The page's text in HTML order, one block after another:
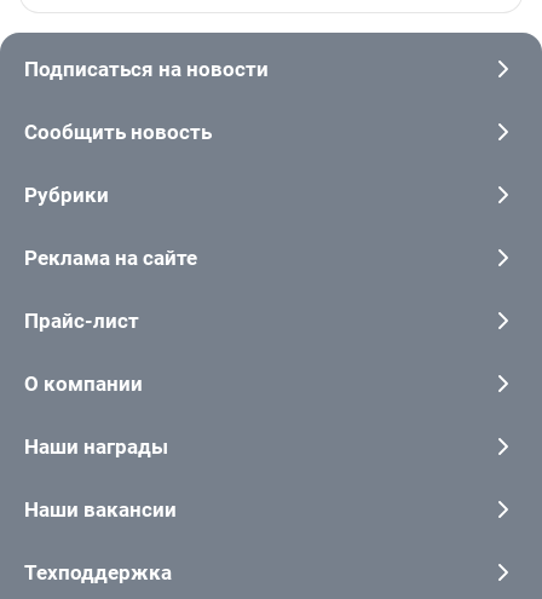
Подписаться на новости
Сообщить новость
Рубрики
Реклама на сайте
Прайс-лист
О компании
Наши награды
Наши вакансии
Техподдержка